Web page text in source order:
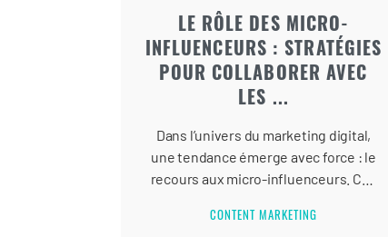
LE RÔLE DES MICRO-
INFLUENCEURS : STRATÉGIES
POUR COLLABORER AVEC
LES ...
Dans l’univers du marketing digital,
une tendance émerge avec force : le
recours aux micro-influenceurs. Ces
audiences souvent restreintes, mais
CONTENT MARKETING